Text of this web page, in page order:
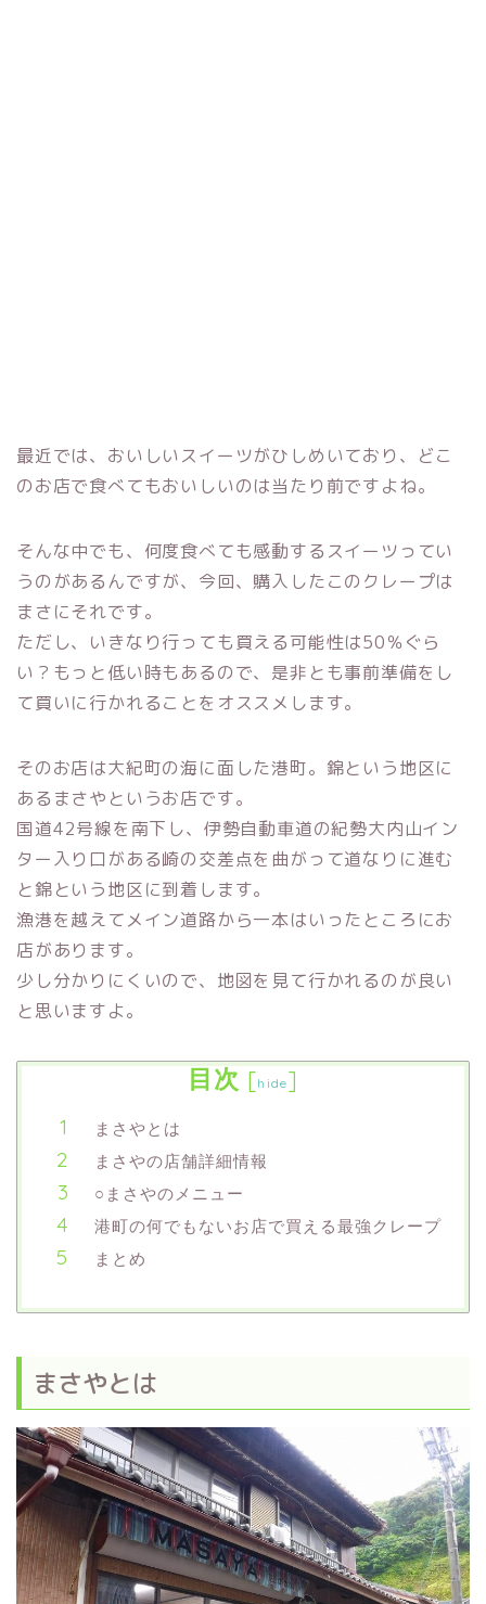
最近では、おいしいスイーツがひしめいており、どこ
のお店で食べてもおいしいのは当たり前ですよね。
そんな中でも、何度食べても感動するスイーツってい
うのがあるんですが、今回、購入したこのクレープは
まさにそれです。
ただし、いきなり行っても買える可能性は50％ぐら
い？もっと低い時もあるので、是非とも事前準備をし
て買いに行かれることをオススメします。
そのお店は大紀町の海に面した港町。錦という地区に
あるまさやというお店です。
国道42号線を南下し、伊勢自動車道の紀勢大内山イン
ター入り口がある崎の交差点を曲がって道なりに進む
と錦という地区に到着します。
漁港を越えてメイン道路から一本はいったところにお
店があります。
少し分かりにくいので、地図を見て行かれるのが良い
と思いますよ。
目次 [hide]
まさやとは
まさやの店舗詳細情報
○まさやのメニュー
港町の何でもないお店で買える最強クレープ
まとめ
まさやとは